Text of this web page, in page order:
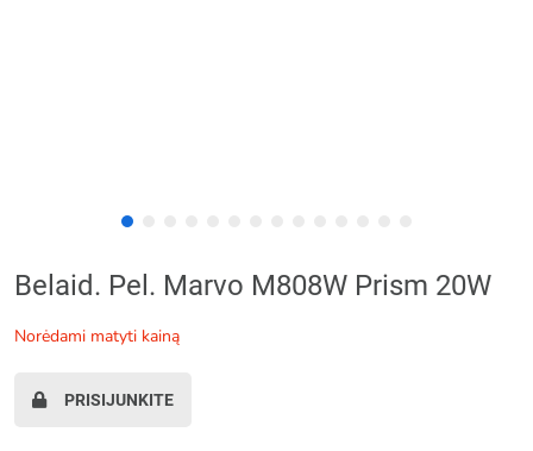
Belaid. Pel. Marvo M808W Prism 20W
norėdami matyti kainą
PRISIJUNKITE